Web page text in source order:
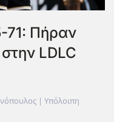
71: Πήραν
LDLC
| Υπόλοιπη